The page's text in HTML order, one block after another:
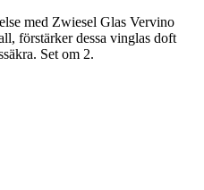
med Zwiesel Glas Vervino
förstärker dessa vinglas doft
Set om 2.